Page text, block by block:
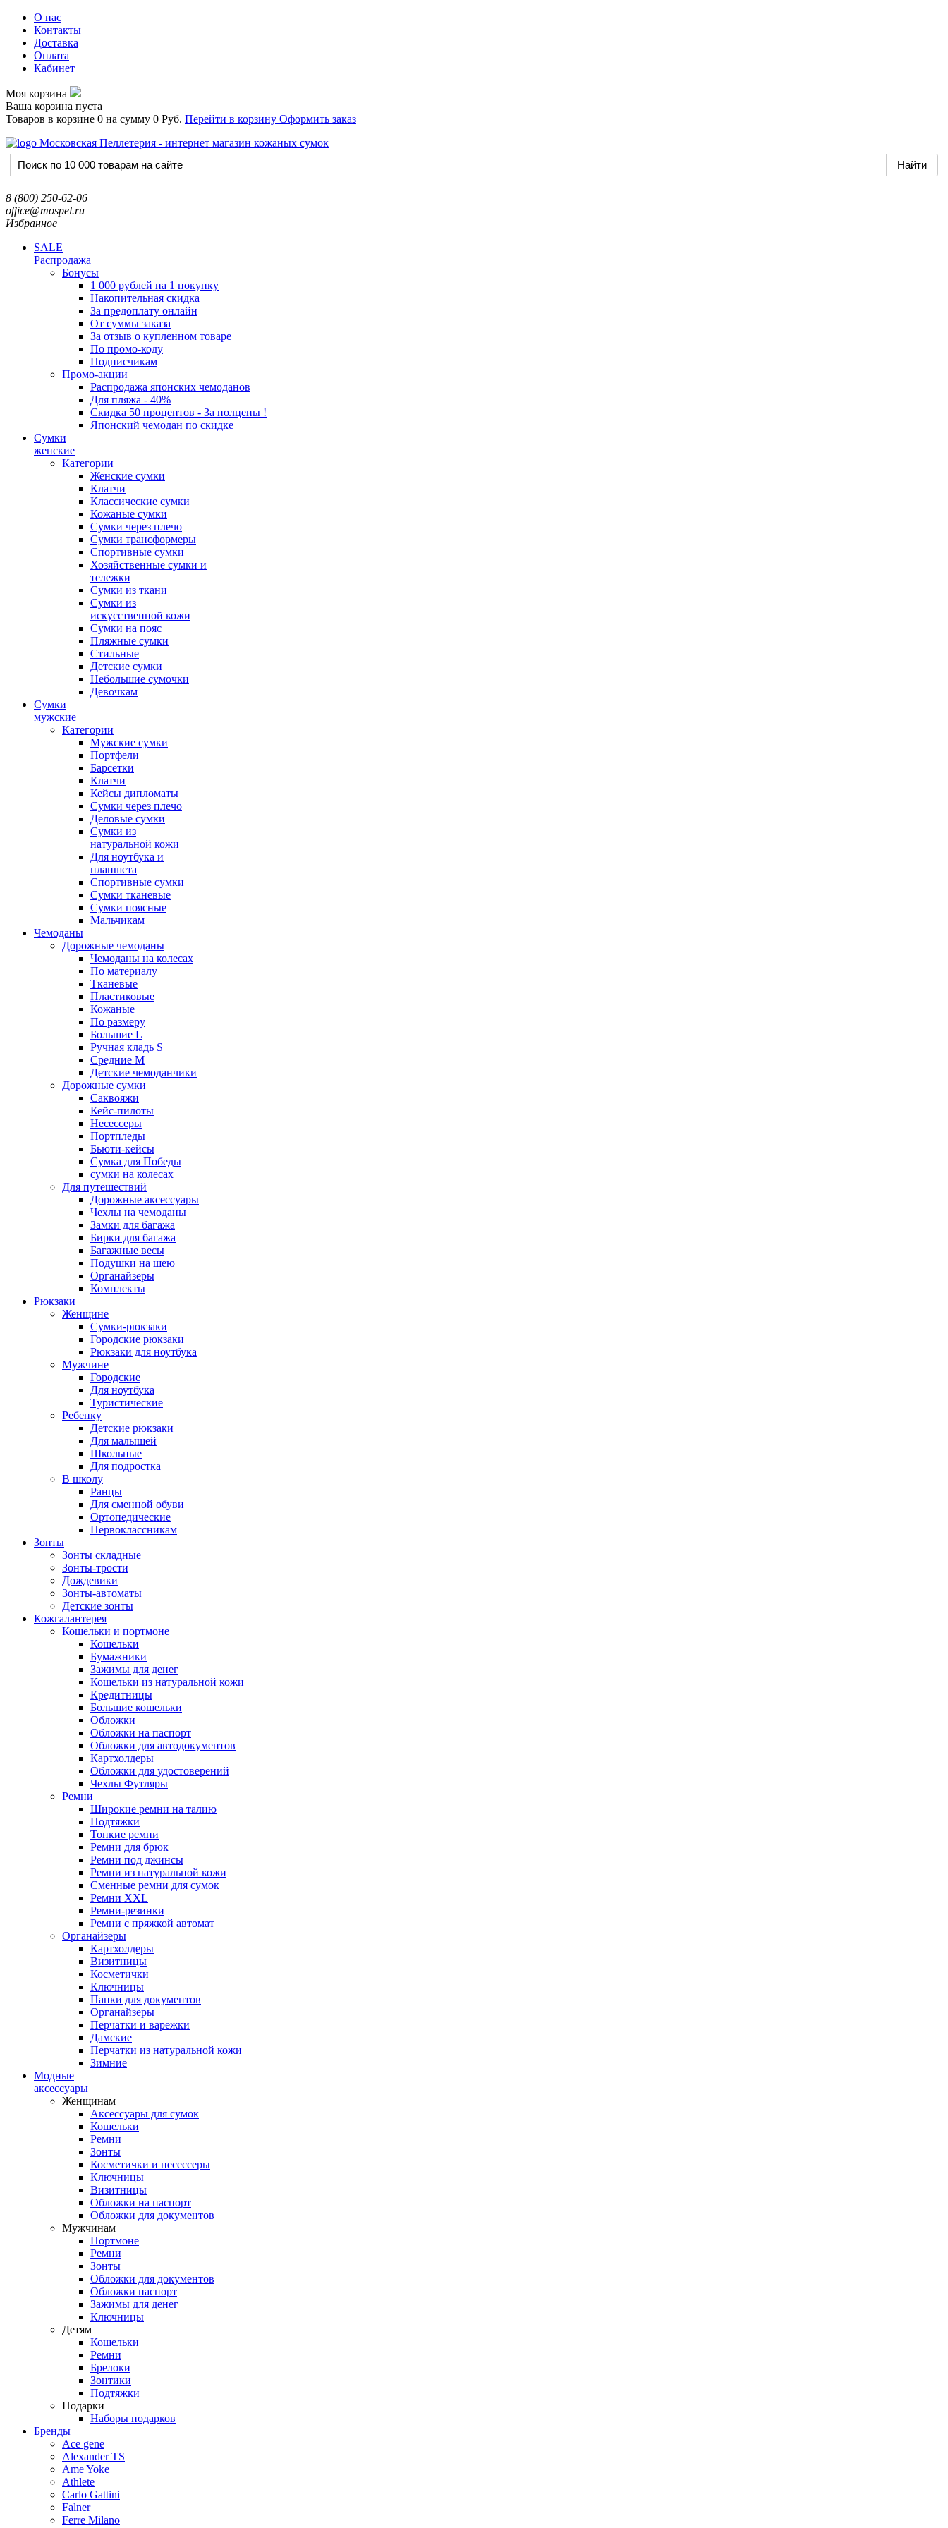
О нас
Контакты
Доставка
Оплата
Кабинет
Моя корзина
Ваша корзина пуста
Товаров в корзине 0 на сумму 0 Руб. Перейти в корзину Оформить заказ
8 (800) 250-62-06
office@mospel.ru
Избранное
SALE
Распродажа
Бонусы
1 000 рублей на 1 покупку
Накопительная скидка
За предоплату онлайн
От суммы заказа
За отзыв о купленном товаре
По промо-коду
Подписчикам
Промо-акции
Распродажа японских чемоданов
Для пляжа - 40%
Скидка 50 процентов - За полцены !
Японский чемодан по скидке
Сумки
женские
Категории
Женские сумки
Клатчи
Классические сумки
Кожаные сумки
Сумки через плечо
Сумки трансформеры
Спортивные сумки
Хозяйственные сумки и
тележки
Сумки из ткани
Сумки из
искусственной кожи
Сумки на пояс
Пляжные сумки
Стильные
Детские сумки
Небольшие сумочки
Девочкам
Сумки
мужские
Категории
Мужские сумки
Портфели
Барсетки
Клатчи
Кейсы дипломаты
Сумки через плечо
Деловые сумки
Сумки из
натуральной кожи
Для ноутбука и
планшета
Спортивные сумки
Сумки тканевые
Сумки поясные
Мальчикам
Чемоданы
Дорожные чемоданы
Чемоданы на колесах
По материалу
Тканевые
Пластиковые
Кожаные
По размеру
Большие L
Ручная кладь S
Средние M
Детские чемоданчики
Дорожные сумки
Саквояжи
Кейс-пилоты
Несессеры
Портпледы
Бьюти-кейсы
Сумка для Победы
сумки на колесах
Для путешествий
Дорожные аксессуары
Чехлы на чемоданы
Замки для багажа
Бирки для багажа
Багажные весы
Подушки на шею
Органайзеры
Комплекты
Рюкзаки
Женщине
Сумки-рюкзаки
Городские рюкзаки
Рюкзаки для ноутбука
Мужчине
Городские
Для ноутбука
Туристические
Ребенку
Детские рюкзаки
Для малышей
Школьные
Для подростка
В школу
Ранцы
Для сменной обуви
Ортопедические
Первоклассникам
Зонты
Зонты складные
Зонты-трости
Дождевики
Зонты-автоматы
Детские зонты
Кожгалантерея
Кошельки и портмоне
Кошельки
Бумажники
Зажимы для денег
Кошельки из натуральной кожи
Кредитницы
Большие кошельки
Обложки
Обложки на паспорт
Обложки для автодокументов
Картхолдеры
Обложки для удостоверений
Чехлы Футляры
Ремни
Широкие ремни на талию
Подтяжки
Тонкие ремни
Ремни для брюк
Ремни под джинсы
Ремни из натуральной кожи
Сменные ремни для сумок
Ремни XXL
Ремни-резинки
Ремни с пряжкой автомат
Органайзеры
Картхолдеры
Визитницы
Косметички
Ключницы
Папки для документов
Органайзеры
Перчатки и варежки
Дамские
Перчатки из натуральной кожи
Зимние
Модные
аксессуары
Женщинам
Аксессуары для сумок
Кошельки
Ремни
Зонты
Косметички и несессеры
Ключницы
Визитницы
Обложки на паспорт
Обложки для документов
Мужчинам
Портмоне
Ремни
Зонты
Обложки для документов
Обложки паспорт
Зажимы для денег
Ключницы
Детям
Кошельки
Ремни
Брелоки
Зонтики
Подтяжки
Подарки
Наборы подарков
Бренды
Ace gene
Alexander TS
Ame Yoke
Athlete
Carlo Gattini
Falner
Ferre Milano